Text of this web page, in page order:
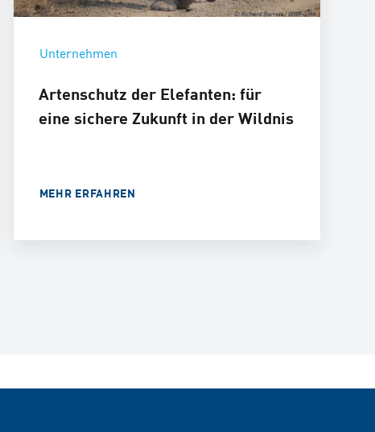
Unternehmen
Artenschutz der Elefanten: für
eine sichere Zukunft in der Wildnis
MEHR ERFAHREN